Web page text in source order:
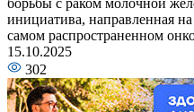
инициатива, направленная
самом распространенном
15.10.2025
302